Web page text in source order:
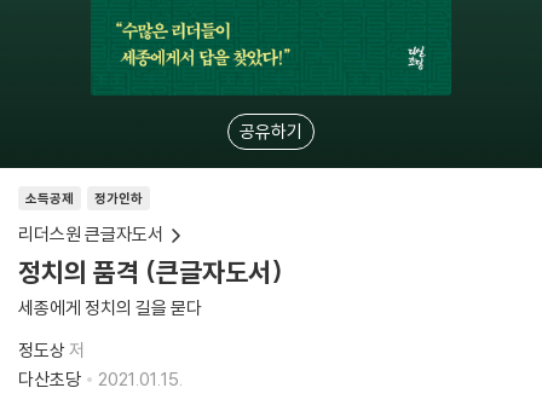
공유하기
소득공제 정가인하
리더스원 큰글자도서
정치의 품격 (큰글자도서)
세종에게 정치의 길을 묻다
정도상 저
다산초당
2021.01.15.